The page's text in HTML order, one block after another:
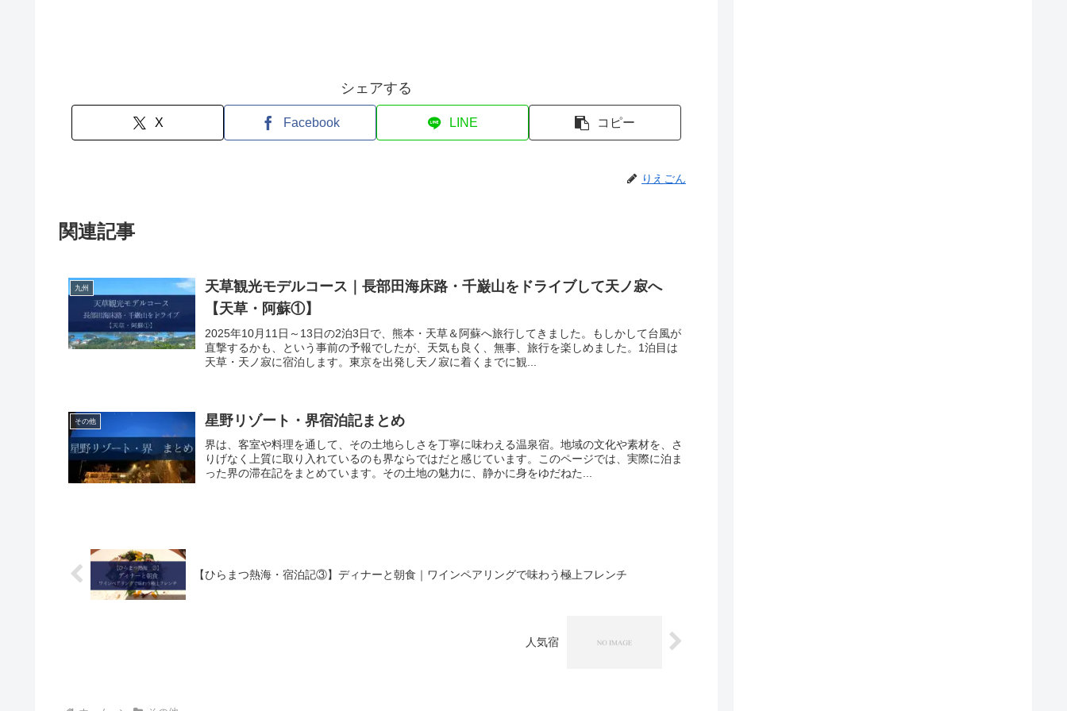
シェアする
X Facebook LINE コピー
りえごん
関連記事
九州
天草観光モデルコース｜長部田海床路・千巌山をドライブして天ノ寂へ
【天草・阿蘇①】
2025年10月11日～13日の2泊3日で、熊本・天草＆阿蘇へ旅行してきました。もしかして台風が
直撃するかも、という事前の予報でしたが、天気も良く、無事、旅行を楽しめました。1泊目は
天草・天ノ寂に宿泊します。東京を出発し天ノ寂に着くまでに観...
その他 星野リゾート・界宿泊記まとめ
界は、客室や料理を通して、その土地らしさを丁寧に味わえる温泉宿。地域の文化や素材を、さ
りげなく上質に取り入れているのも界ならではだと感じています。このページでは、実際に泊ま
った界の滞在記をまとめています。その土地の魅力に、静かに身をゆだねた...
【ひらまつ熱海・宿泊記③】ディナーと朝食｜ワインペアリングで味わう極上フレンチ
人気宿